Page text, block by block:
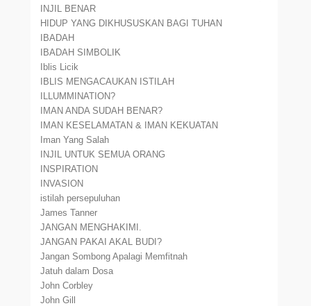
INJIL BENAR
HIDUP YANG DIKHUSUSKAN BAGI TUHAN
IBADAH
IBADAH SIMBOLIK
Iblis Licik
IBLIS MENGACAUKAN ISTILAH
ILLUMMINATION?
IMAN ANDA SUDAH BENAR?
IMAN KESELAMATAN & IMAN KEKUATAN
Iman Yang Salah
INJIL UNTUK SEMUA ORANG
INSPIRATION
INVASION
istilah persepuluhan
James Tanner
JANGAN MENGHAKIMI.
JANGAN PAKAI AKAL BUDI?
Jangan Sombong Apalagi Memfitnah
Jatuh dalam Dosa
John Corbley
John Gill